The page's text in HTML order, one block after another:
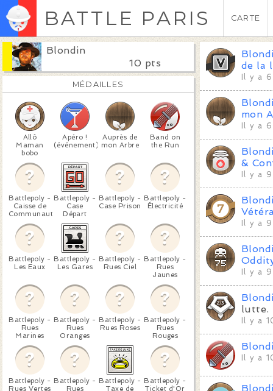
BATTLE PARIS CARTE
Blondin
10 pts
MÉDAILLES
Allô
Maman
bobo
Apéro !
(événement)
Auprès de
mon Arbre
Band on
the Run
Battlepoly -
Caisse de
Communauté
Battlepoly -
Case
Départ
Battlepoly -
Case Prison
Battlepoly -
Électricité
Battlepoly -
Les Eaux
Battlepoly -
Les Gares
Battlepoly -
Rues Ciel
Battlepoly -
Rues
Jaunes
Battlepoly -
Rues
Marines
Battlepoly -
Rues
Oranges
Battlepoly -
Rues Roses
Battlepoly -
Rues
Rouges
Battlepoly -
Rues Vertes
Battlepoly -
Rues
Battlepoly -
Taxe de
Battlepoly -
Ticket d'Or
de la
Il y a
mon
Il y a
&
Il y a
Il y a
Il y a
lutte.
Il y a
Il y a